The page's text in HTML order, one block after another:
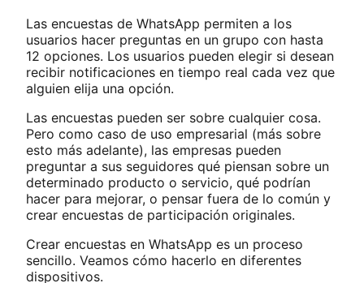
Las encuestas de WhatsApp permiten a los
usuarios hacer preguntas en un grupo con hasta
12 opciones. Los usuarios pueden elegir si desean
recibir notificaciones en tiempo real cada vez que
alguien elija una opción.
Las encuestas pueden ser sobre cualquier cosa.
Pero como caso de uso empresarial (más sobre
esto más adelante), las empresas pueden
preguntar a sus seguidores qué piensan sobre un
determinado producto o servicio, qué podrían
hacer para mejorar, o pensar fuera de lo común y
crear encuestas de participación originales.
Crear encuestas en WhatsApp es un proceso
sencillo. Veamos cómo hacerlo en diferentes
dispositivos.